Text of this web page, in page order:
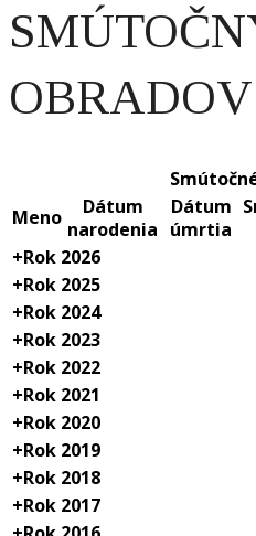
OBRADOV
Meno
Dátum
narodenia
Dátum
úmrtia
+Rok 2026
+Rok 2025
+Rok 2024
+Rok 2023
+Rok 2022
+Rok 2021
+Rok 2020
+Rok 2019
+Rok 2018
+Rok 2017